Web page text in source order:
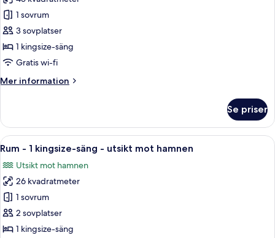
foton
för
Loft
-
1
säng
mot
innergården
1 sovrum
3 sovplatser
1 kingsize-säng
Gratis wi-fi
Mer information
Mer
-
kingsize-
-
utsikt
mot
innergården
Se priser
Öppna
alla
foton
för
Rum
-
1
Ett hotellrum med en säng, en stol,
5
Rum - 1 kingsize-säng - utsikt mot hamnen
Utsikt mot hamnen
26 kvadratmeter
1 sovrum
2 sovplatser
1 kingsize-säng